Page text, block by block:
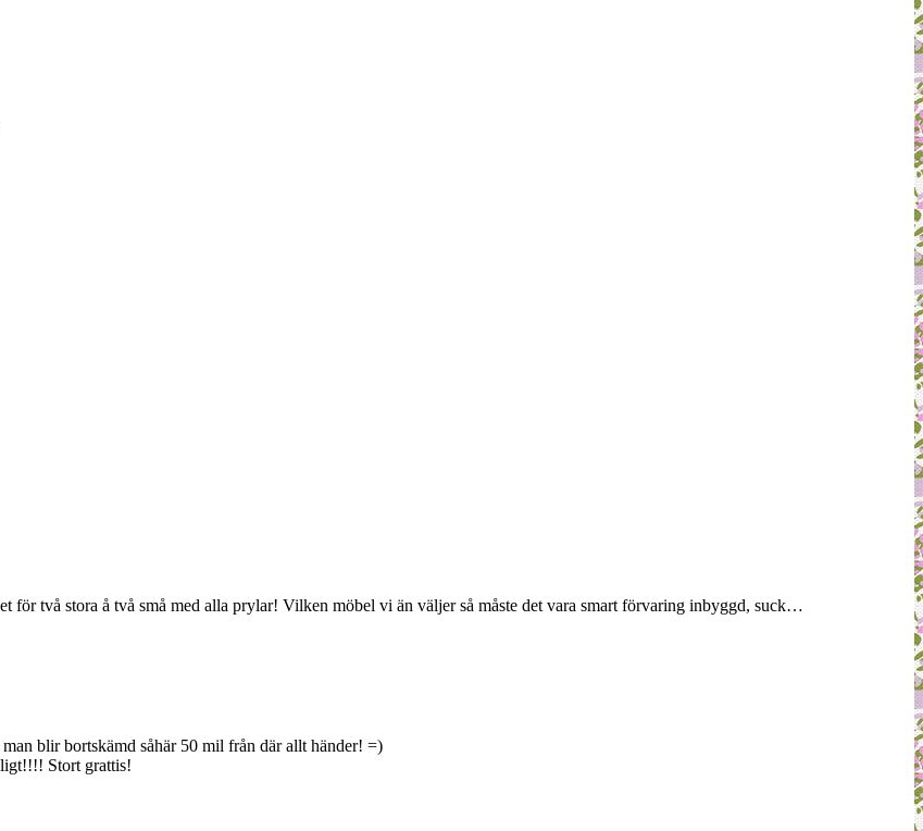
för två stora å två små med alla prylar! Vilken möbel vi än väljer så måste det vara smart förvaring inbyggd, suck…
blir bortskämd såhär 50 mil från där allt händer! =)
Stort grattis!